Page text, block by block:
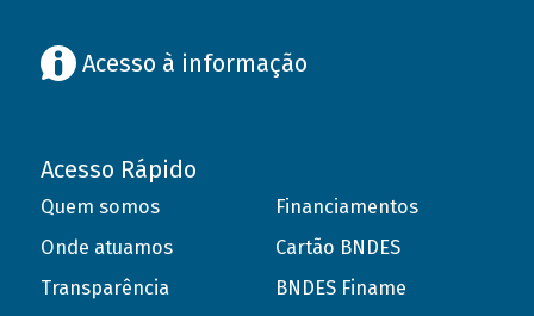
Acesso à informação
Acesso Rápido
Quem somos
Onde atuamos
Transparência
Financiamentos
Cartão BNDES
BNDES Finame